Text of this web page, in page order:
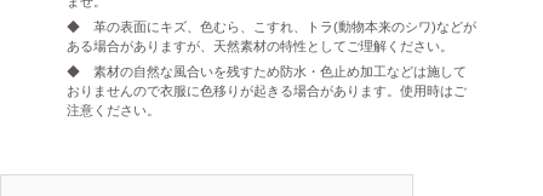
◆ 革の表面にキズ、色むら、こすれ、トラ(動物本来のシワ)などが
ある場合がありますが、天然素材の特性としてご理解ください。
◆ 素材の自然な風合いを残すため防水・色止め加工などは施して
おりませんので衣服に色移りが起きる場合があります。使用時はご
注意ください。